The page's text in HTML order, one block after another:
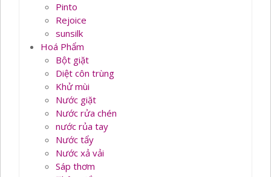
Pinto
Rejoice
sunsilk
Hoá Phẩm
Bột giặt
Diệt côn trùng
Khử mùi
Nước giặt
Nước rửa chén
nước rủa tay
Nước tẩy
Nước xả vải
Sáp thơm